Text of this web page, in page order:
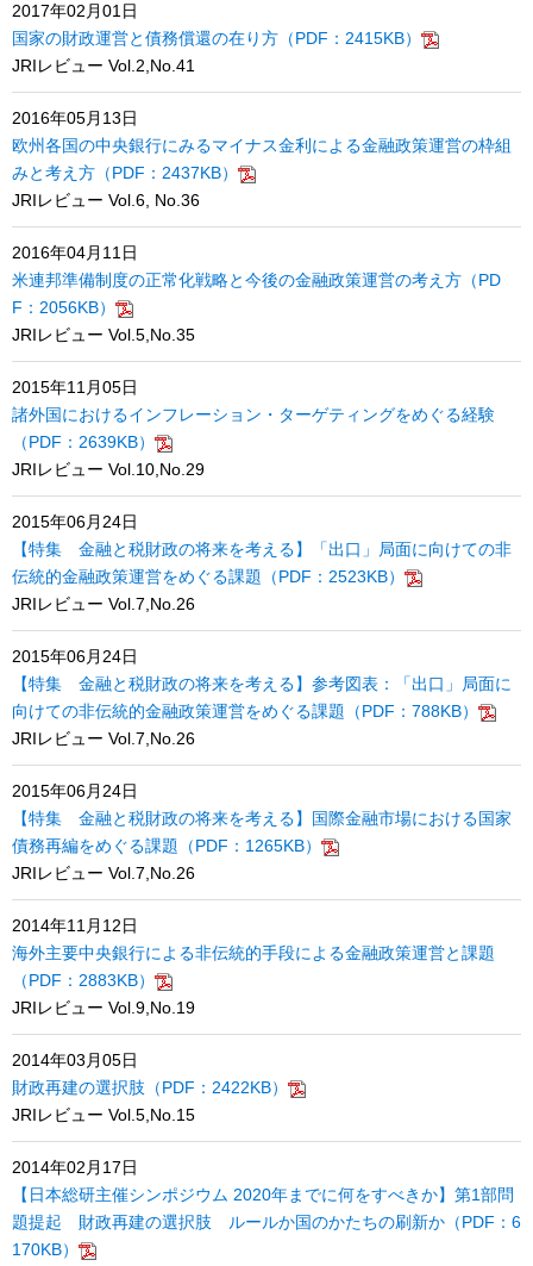
2017年02月01日
国家の財政運営と債務償還の在り方（PDF：2415KB）
JRIレビュー Vol.2,No.41
2016年05月13日
欧州各国の中央銀行にみるマイナス金利による金融政策運営の枠組
みと考え方（PDF：2437KB）
JRIレビュー Vol.6, No.36
2016年04月11日
米連邦準備制度の正常化戦略と今後の金融政策運営の考え方（PD
F：2056KB）
JRIレビュー Vol.5,No.35
2015年11月05日
諸外国におけるインフレーション・ターゲティングをめぐる経験
（PDF：2639KB）
JRIレビュー Vol.10,No.29
2015年06月24日
【特集 金融と税財政の将来を考える】「出口」局面に向けての非
伝統的金融政策運営をめぐる課題（PDF：2523KB）
JRIレビュー Vol.7,No.26
2015年06月24日
【特集 金融と税財政の将来を考える】参考図表：「出口」局面に
向けての非伝統的金融政策運営をめぐる課題（PDF：788KB）
JRIレビュー Vol.7,No.26
2015年06月24日
【特集 金融と税財政の将来を考える】国際金融市場における国家
債務再編をめぐる課題（PDF：1265KB）
JRIレビュー Vol.7,No.26
2014年11月12日
海外主要中央銀行による非伝統的手段による金融政策運営と課題
（PDF：2883KB）
JRIレビュー Vol.9,No.19
2014年03月05日
財政再建の選択肢（PDF：2422KB）
JRIレビュー Vol.5,No.15
2014年02月17日
【日本総研主催シンポジウム 2020年までに何をすべきか】第1部問
題提起 財政再建の選択肢 ルールか国のかたちの刷新か（PDF：6
170KB）